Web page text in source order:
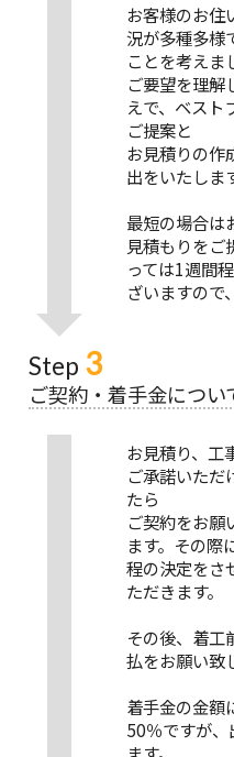
お客様のお住
況が多種多様
ことを考えま
ご要望を理解
えで、ベスト
ご提案と
お見積りの作
出をいたしま
最短の場合は
見積もりをご
っては1週間
ざいますので
Step 3
ご契約・着手金につ
お見積り、工
ご承諾いただ
たら
ご契約をお願
ます。その際
程の決定をさ
ただきます。
その後、着工
払をお願い致
着手金の金額
50％ですが、
ます。